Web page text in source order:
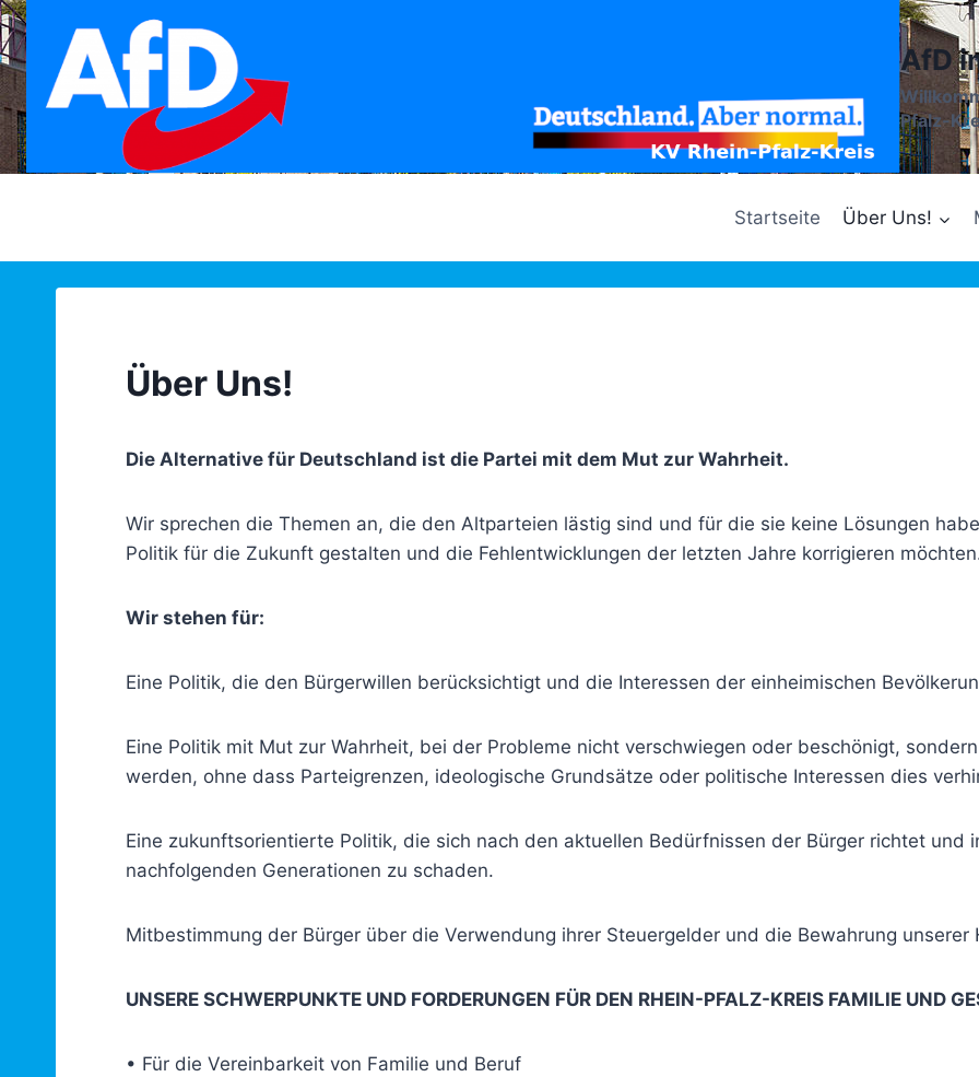
Zum
Inhalt
springen
AfD
Pfalz-
Startseite Über Uns!
Über Uns!
Die Alternative für Deutschland ist die Partei mit dem Mut zur Wahrheit.
Wir sprechen die Themen an, die den Altparteien lästig sind und für die sie keine Lösungen
Politik für die Zukunft gestalten und die Fehlentwicklungen der letzten Jahre korrigieren
Wir stehen für:
Eine Politik, die den Bürgerwillen berücksichtigt und die Interessen der einheimischen
Eine Politik mit Mut zur Wahrheit, bei der Probleme nicht verschwiegen oder beschönigt,
werden, ohne dass Parteigrenzen, ideologische Grundsätze oder politische Interessen dies
Eine zukunftsorientierte Politik, die sich nach den aktuellen Bedürfnissen der Bürger richtet und
nachfolgenden Generationen zu schaden.
Mitbestimmung der Bürger über die Verwendung ihrer Steuergelder und die Bewahrung unserer
UNSERE SCHWERPUNKTE UND FORDERUNGEN FÜR DEN RHEIN-PFALZ-KREIS FAMILIE UND
• Für die Vereinbarkeit von Familie und Beruf